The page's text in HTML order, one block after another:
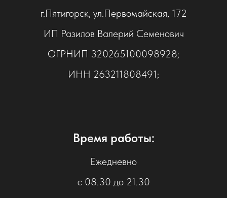
г.Пятигорск, ул.Первомайская, 172
ИП Разилов Валерий Семенович
ОГРНИП 320265100098928;
ИНН 263211808491;
Время работы:
Ежедневно
с 08.30 до 21.30